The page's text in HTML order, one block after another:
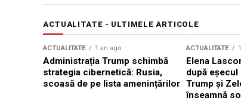
ACTUALITATE - ULTIMELE ARTICOLE
ACTUALITATE 1 an ago
Administrația Trump schimbă
strategia cibernetică: Rusia,
scoasă de pe lista amenințărilor
ACTUALITATE
Elena
după
Trump și
înseamnă